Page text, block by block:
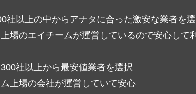
社以上の中からアナタに合った激安な業者を選
場のエイチームが運営しているので安心して
300社以上から最安値業者を選択
ム上場の会社が運営していて安心